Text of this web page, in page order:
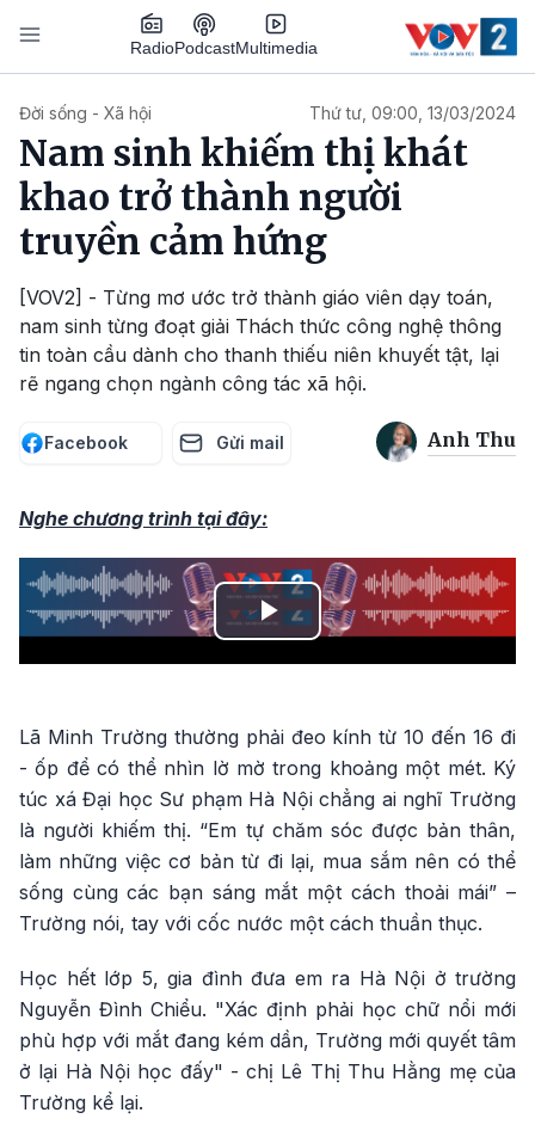
Nhảy đến nội dung
RadioPodcastMultimedia
Đời sống - Xã hội Thứ tư, 09:00, 13/03/2024
Nam sinh khiếm thị khát
khao trở thành người
truyền cảm hứng
[VOV2] - Từng mơ ước trở thành giáo viên dạy toán,
nam sinh từng đoạt giải Thách thức công nghệ thông
tin toàn cầu dành cho thanh thiếu niên khuyết tật, lại
rẽ ngang chọn ngành công tác xã hội.
Facebook Gửi mail Anh Thu
Nghe chương trình tại đây:
Play
Lã Minh Trường thường phải đeo kính từ 10 đến 16 đi
- ốp để có thể nhìn lờ mờ trong khoảng một mét. Ký
túc xá Đại học Sư phạm Hà Nội chẳng ai nghĩ Trường
là người khiếm thị. “Em tự chăm sóc được bản thân,
làm những việc cơ bản từ đi lại, mua sắm nên có thể
sống cùng các bạn sáng mắt một cách thoải mái” –
Trường nói, tay với cốc nước một cách thuần thục.
Học hết lớp 5, gia đình đưa em ra Hà Nội ở trường
Nguyễn Đình Chiểu. "Xác định phải học chữ nổi mới
phù hợp với mắt đang kém dần, Trường mới quyết tâm
ở lại Hà Nội học đấy" - chị Lê Thị Thu Hằng mẹ của
Trường kể lại.